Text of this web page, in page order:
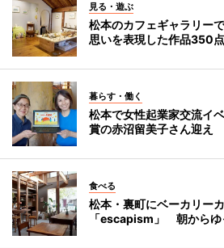
見る・遊ぶ
松本のカフェギャラリー
思いを表現した作品350点
暮らす・働く
松本で女性起業家交流
賞の赤沼留美子さん迎え
食べる
松本・裏町にベーカリー
「escapism」 朝からゆ